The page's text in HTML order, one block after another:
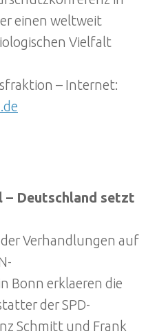
einen weltweit
Vielfalt
– Internet:
Deutschland setzt
Verhandlungen auf
Bonn erklaeren die
der SPD-
Schmitt und Frank